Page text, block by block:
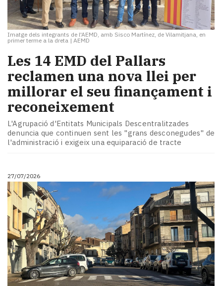
Imatge dels integrants de l'AEMD, amb Sisco Martínez, de Vilamitjana, en
primer terme a la dreta | AEMD
​Les 14 EMD del Pallars
reclamen una nova llei per
millorar el seu finançament i
reconeixement
L'Agrupació d'Entitats Municipals Descentralitzades
denuncia que continuen sent les "grans desconegudes" de
l'administració i exigeix una equiparació de tracte
27/07/2026